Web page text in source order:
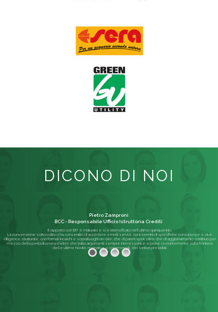
DICONO DI NOI
Il rapporto con BIT è maturato e si è intensificato nell'ultimo quinquennio.
La convenzione sottoscritta ci ha consentito di accedere a molti servizi, sia in termini di specifiche consulenze e due
diligence strutturate, con formali incarichi e sopralluoghi on-site, che di pareri spot; oltre che di aggiornamento continuo per
mezzo della periodica newsletter, che tratta argomenti sempre interessanti e si pone costantemente sulla frontiera
delle ultime Novità, normative o commerciali, dei settori presidiati.
Pietro Zamproni
BCC - Responsabile Ufficio Istruttoria Crediti
Leggi di più